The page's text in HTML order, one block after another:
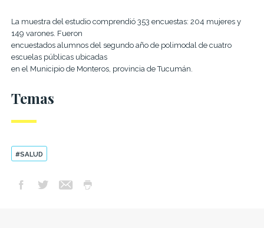
La muestra del estudio comprendió 353 encuestas: 204 mujeres y
149 varones. Fueron
encuestados alumnos del segundo año de polimodal de cuatro
escuelas públicas ubicadas
en el Municipio de Monteros, provincia de Tucumán.
Temas
#SALUD